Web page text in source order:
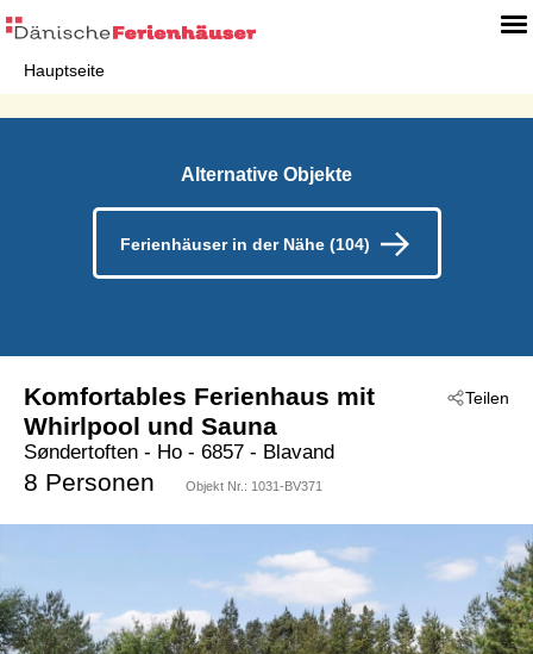
Hauptseite
Alternative Objekte
Ferienhäuser in der Nähe (104)
Teilen
Komfortables Ferienhaus mit
Whirlpool und Sauna
Søndertoften - Ho - 6857 - Blavand
8 Personen Objekt Nr.: 1031-BV371